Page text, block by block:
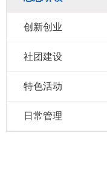
创新创业
社团建设
特色活动
日常管理